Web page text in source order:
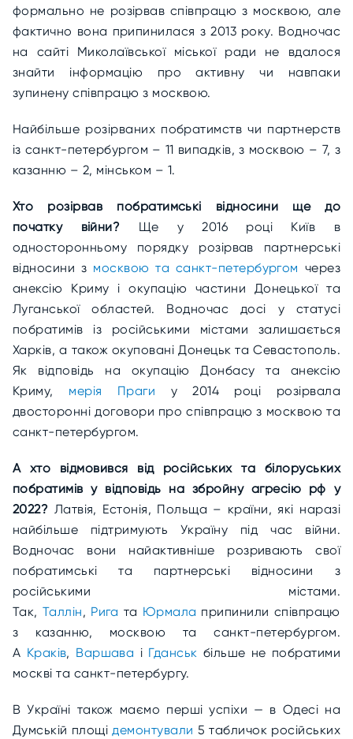
формально не розірвав співпрацю з москвою, але
фактично вона припинилася з 2013 року. Водночас
на сайті Миколаївської міської ради не вдалося
знайти інформацію про активну чи навпаки
зупинену співпрацю з москвою.
Найбільше розірваних побратимств чи партнерств
із санкт-петербургом – 11 випадків, з москвою – 7, з
казанню – 2, мінськом – 1.
Хто розірвав побратимські відносини ще до
початку війни? Ще у 2016 році Київ в
односторонньому порядку розірвав партнерські
відносини з москвою та санкт-петербургом через
анексію Криму і окупацію частини Донецької та
Луганської областей. Водночас досі у статусі
побратимів із російськими містами залишається
Харків, а також окуповані Донецьк та Севастополь.
Як відповідь на окупацію Донбасу та анексію
Криму, мерія Праги у 2014 році розірвала
двосторонні договори про співпрацю з москвою та
санкт-петербургом.
А хто відмовився від російських та білоруських
побратимів у відповідь на збройну агресію рф у
2022? Латвія, Естонія, Польща – країни, які наразі
найбільше підтримують Україну під час війни.
Водночас вони найактивніше розривають свої
побратимські та партнерські відносини з
російськими містами.
Так, Таллін, Рига та Юрмала припинили співпрацю
з казанню, москвою та санкт-петербургом.
А Краків, Варшава і Гданськ більше не побратими
москві та санкт-петербургу.
В Україні також маємо перші успіхи — в Одесі на
Думській площідемонтували 5 табличок російських